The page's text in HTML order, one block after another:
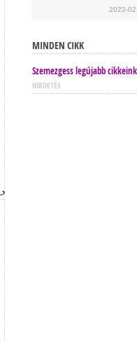
2022-
MINDEN CIKK
Szemezgess legújabb
HIRDETÉS